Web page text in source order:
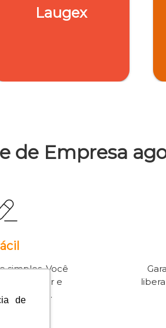
de
Laugex
de Empresa
simples. Você
em vetor e